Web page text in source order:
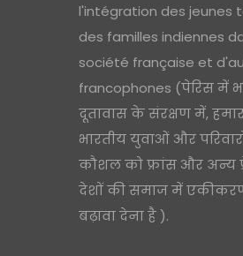
l'intégration des jeunes
des familles indiennes
société française et
francophones (पेरिस में
दूतावास के संरक्षण में,
भारतीय युवाओं और
कौशल को फ्रांस और अन्य
देशों की समाज में
बढ़ावा देना है ).